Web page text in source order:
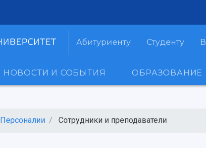
Абитуриенту Студенту
НОВОСТИ И СОБЫТИЯ ОБРАЗОВАНИЕ
Персоналии Сотрудники и преподаватели